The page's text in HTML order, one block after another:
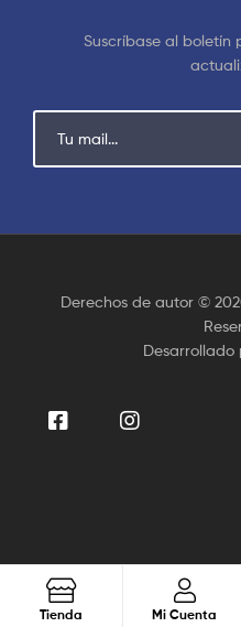
Suscríbase al boletín
Derechos de autor ©
Desarrollado
Tienda Mi Cuenta